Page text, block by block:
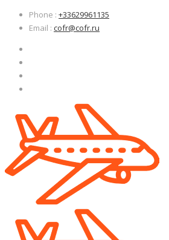
Phone : +33629961135
Email : cofr@cofr.ru